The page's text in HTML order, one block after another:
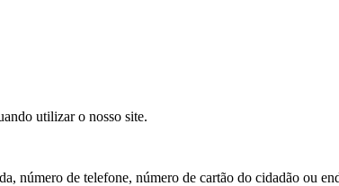
utilizar o nosso site.
número de telefone, número de cartão do cidadão ou